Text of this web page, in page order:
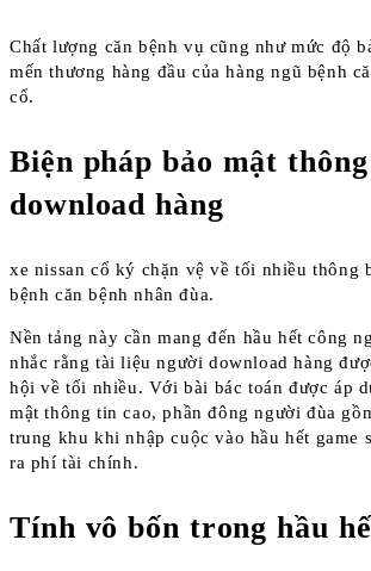
Chất lượng căn bệnh vụ cũng như mức độ
mến thương hàng đầu của hàng ngũ bệnh
cổ.
Biện pháp bảo mật
download hàng
xe nissan cổ ký chặn vệ về tối nhiều thông
bệnh căn bệnh nhân đùa.
Nền tảng này cần mang đến hầu hết công
nhắc rằng tài liệu người download hàng
hội về tối nhiều. Với bài bác toán được áp
mật thông tin cao, phần đông người đùa
trung khu khi nhập cuộc vào hầu hết game
ra phí tài chính.
Tính vô bốn trong hầu